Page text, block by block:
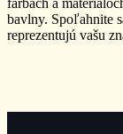
bavlny. Spoľahnite
reprezentujú vašu